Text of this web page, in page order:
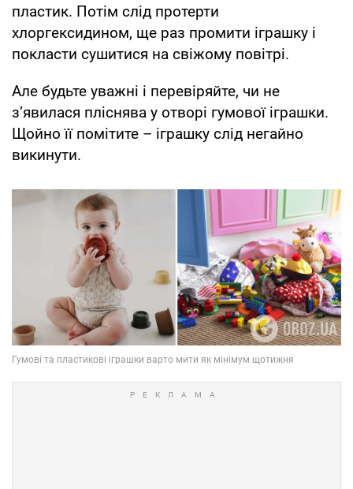
пластик. Потім слід протерти
хлоргексидином, ще раз промити іграшку і
покласти сушитися на свіжому повітрі.
Але будьте уважні і перевіряйте, чи не
з’явилася пліснява у отворі гумової іграшки.
Щойно її помітите – іграшку слід негайно
викинути.